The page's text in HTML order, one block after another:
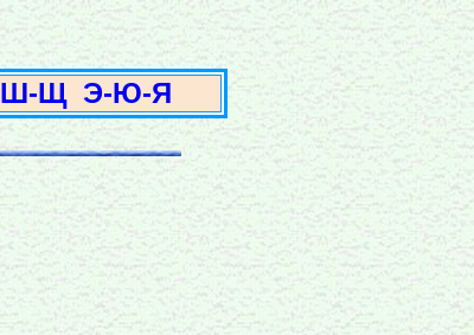
Ш-Щ Э-Ю-Я